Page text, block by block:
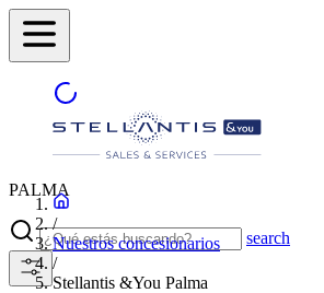
PALMA
search
/
Nuestros concesionarios
/
Stellantis &You Palma